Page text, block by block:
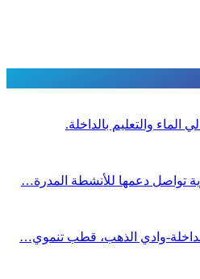
والتعليم بالداخلة.
تواصل دعمها للأنشطة المدرة…
وادي الذهب، قطب تنموي…